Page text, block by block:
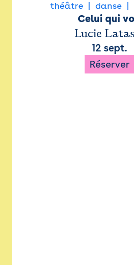
théâtre danse
Celui qui
Lucie
12 sept.
Réserver